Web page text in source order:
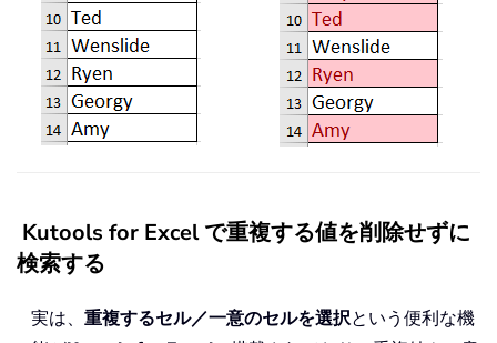
Kutools for Excel で重複する値を削除せずに
検索する
実は、 重複するセル／一意のセルを選択という便利な機